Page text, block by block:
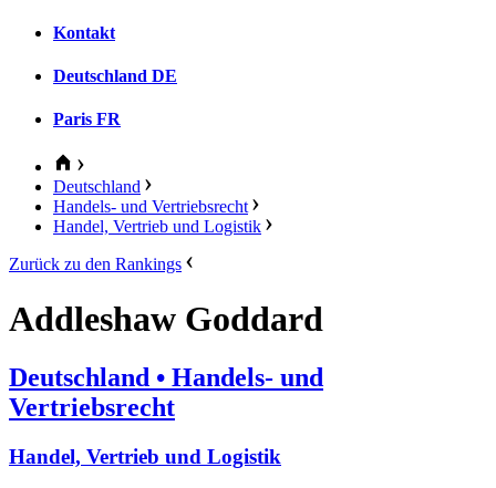
Kontakt
Deutschland DE
Paris FR
Deutschland
Handels- und Vertriebsrecht
Handel, Vertrieb und Logistik
Zurück zu den Rankings
Addleshaw Goddard
Deutschland • Handels- und
Vertriebsrecht
Handel, Vertrieb und Logistik